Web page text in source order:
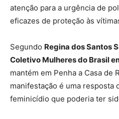
atenção para a urgência de
eficazes de proteção às
Segundo Regina dos Santos
Coletivo Mulheres do Brasil
mantém em Penha a Casa de
manifestação é uma resposta
feminicídio que poderia ter